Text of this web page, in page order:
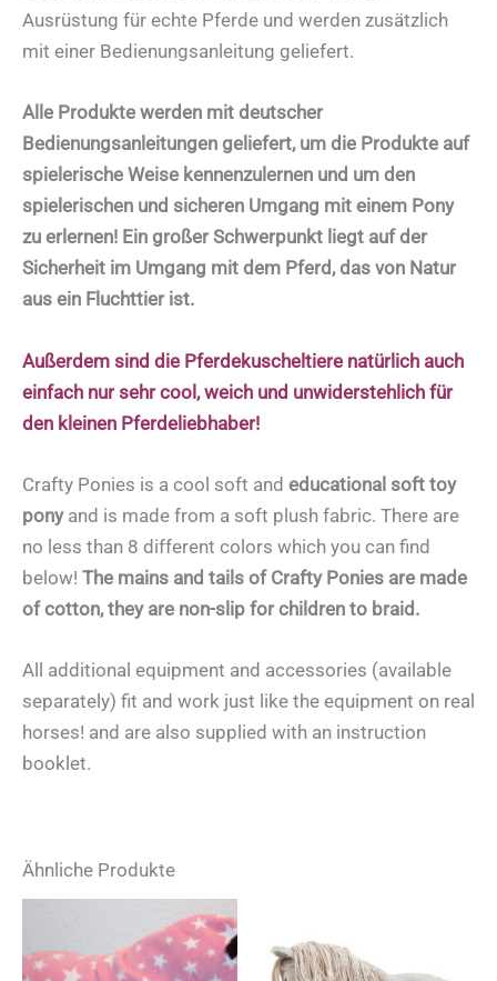
Ausrüstung für echte Pferde und werden zusätzlich
mit einer Bedienungsanleitung geliefert.
Alle Produkte werden mit deutscher
Bedienungsanleitungen geliefert, um die Produkte auf
spielerische Weise kennenzulernen und um den
spielerischen und sicheren Umgang mit einem Pony
zu erlernen! Ein großer Schwerpunkt liegt auf der
Sicherheit im Umgang mit dem Pferd, das von Natur
aus ein Fluchttier ist.
Außerdem sind die Pferdekuscheltiere natürlich auch
einfach nur sehr cool, weich und unwiderstehlich für
den kleinen Pferdeliebhaber!
Crafty Ponies is a cool soft and educational soft toy
ponyand is made from a soft plush fabric. There are
no less than 8 different colors which you can find
below! The mains and tails of Crafty Ponies are made
of cotton, they are non-slip for children to braid.
All additional equipment and accessories (available
separately) fit and work just like the equipment on real
horses! and are also supplied with an instruction
booklet.
Ähnliche Produkte